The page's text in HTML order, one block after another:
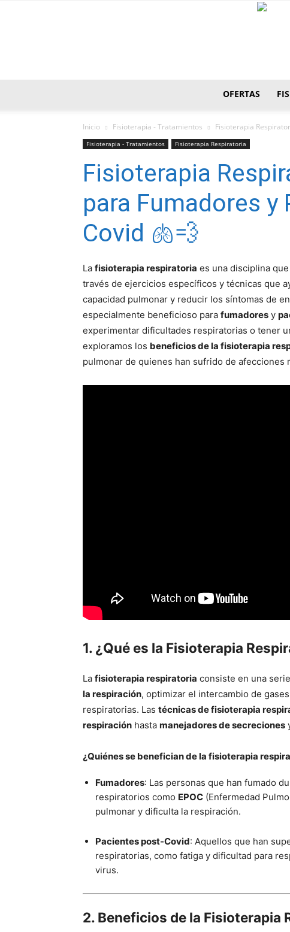
OFERTAS
Inicio Fisioterapia - Tratamientos Fisioterapia
Fisioterapia - Tratamientos Fisioterapia Respiratoria
Fisioterapia
para Fumadores
Covid 🫁💨
La fisioterapia respiratoria es una disciplina
través de ejercicios específicos y técnicas que
capacidad pulmonar y reducir los síntomas de
especialmente beneficioso para fumadores y
experimentar dificultades respiratorias o tener
exploramos los beneficios de la fisioterapia
pulmonar de quienes han sufrido de
1. ¿Qué es la Fisioterapia
La fisioterapia respiratoria consiste en una
la respiración, optimizar el intercambio de
respiratorias. Las técnicas de fisioterapia
respiración hasta manejadores de secreciones
¿Quiénes se benefician de la fisioterapia
Fumadores: Las personas que han fumado
respiratorios como EPOC (Enfermedad
pulmonar y dificulta la respiración.
Pacientes post-Covid: Aquellos que han
respiratorias, como fatiga y dificultad para
virus.
2. Beneficios de la Fisioterapia